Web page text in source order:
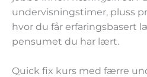
undervisningstimer, pluss
hvor du får erfaringsbasert
pensumet du har lært.
Quick fix kurs med færre